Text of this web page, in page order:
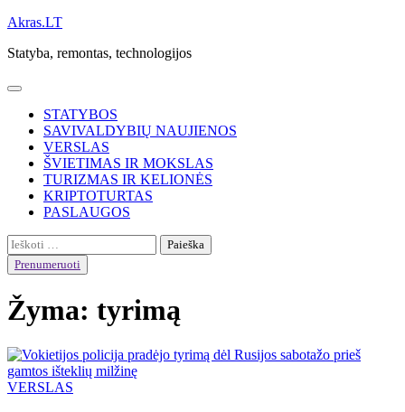
Skip
content
Akras.LT
Statyba, remontas, technologijos
STATYBOS
SAVIVALDYBIŲ NAUJIENOS
VERSLAS
ŠVIETIMAS IR MOKSLAS
TURIZMAS IR KELIONĖS
KRIPTOTURTAS
PASLAUGOS
Ieškoti:
Prenumeruoti
Žyma: tyrimą
VERSLAS